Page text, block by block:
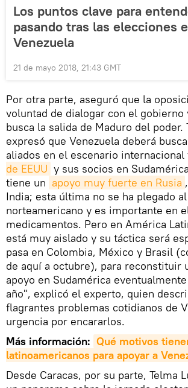
Los puntos clave para
pasando tras las elecciones
Venezuela
21 de mayo 2018, 21:43 GMT
Por otra parte, aseguró que la
voluntad de dialogar con el gobierno
busca la salida de Maduro del poder.
expresó que Venezuela deberá
aliados en el escenario
de EEUU y sus socios en
tiene un apoyo muy fuerte en Rusia
India; esta última no se ha plegado
norteamericano y es importante en
medicamentos. Pero en América
está muy aislado y su táctica será
pasa en Colombia, México y Brasil
de aquí a octubre), para reconstituir
apoyo en Sudamérica
año", explicó el experto, quien
flagrantes problemas cotidianos de
urgencia por encararlos.
Más información: Qué motivos
latinoamericanos para apoyar a
Desde Caracas, por su parte, Telma